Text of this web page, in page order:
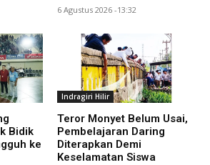
6 Agustus 2026 -13:32
Bidik
ke
Indragiri Hilir
Teror Monyet Belum Usai,
Pembelajaran Daring
Diterapkan Demi
Keselamatan Siswa